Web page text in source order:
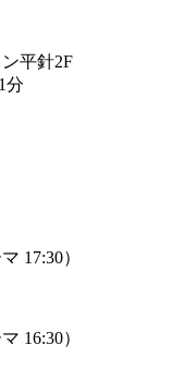
平針2F
分
17:30）
16:30）